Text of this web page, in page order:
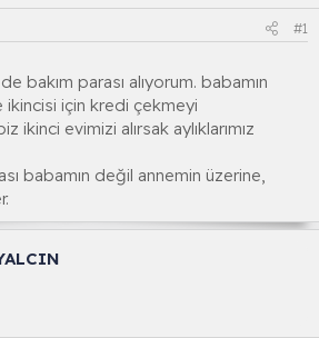
#1
bakım parası alıyorum. babamın
ikincisi için kredi çekmeyi
ikinci evimizi alırsak aylıklarımız
babamın değil annemin üzerine,